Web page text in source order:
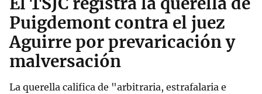
Puigdemont contra el juez
Aguirre por prevaricación y
malversación
La querella califica de "arbitraria, estrafalaria e